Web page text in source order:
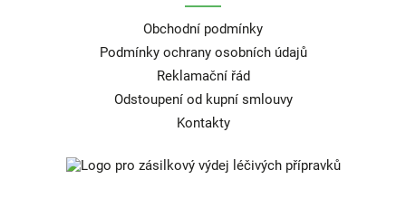
Obchodní podmínky
Podmínky ochrany osobních údajů
Reklamační řád
Odstoupení od kupní smlouvy
Kontakty